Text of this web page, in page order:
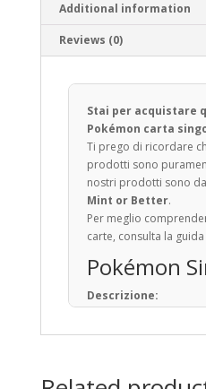
Additional information
Reviews (0)
Stai per acquistare
Pokémon carta
Ti prego di ricordare
prodotti sono
nostri prodotti sono
Mint or Better.
Per meglio
carte, consulta la
Pokémon
Descrizione:
giapponese: ポケモン
Pokémon.